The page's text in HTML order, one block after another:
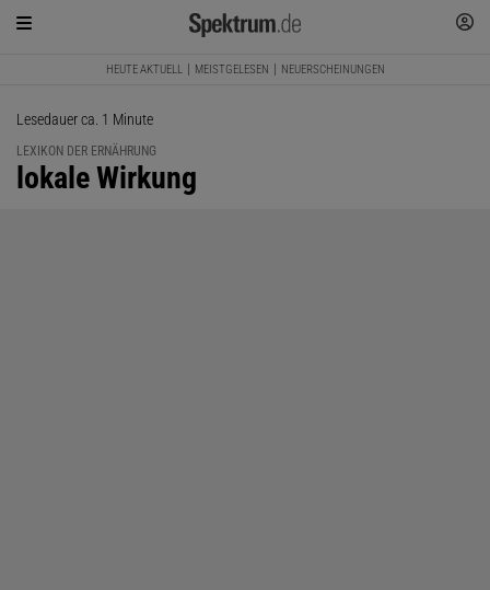
HEUTE AKTUELL MEISTGELESEN NEUERSCHEINUNGEN
Lesedauer ca. 1 Minute
LEXIKON DER ERNÄHRUNG
:
lokale Wirkung